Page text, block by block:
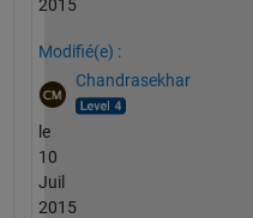
2015
Modifié(e) :
Chandrasekhar
le
10
Juil
2015